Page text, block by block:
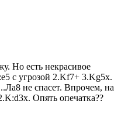
Но есть некрасивое
c угрозой 2.Kf7+ 3.Kg5x.
не спасет. Впрочем, на
Опять опечатка??